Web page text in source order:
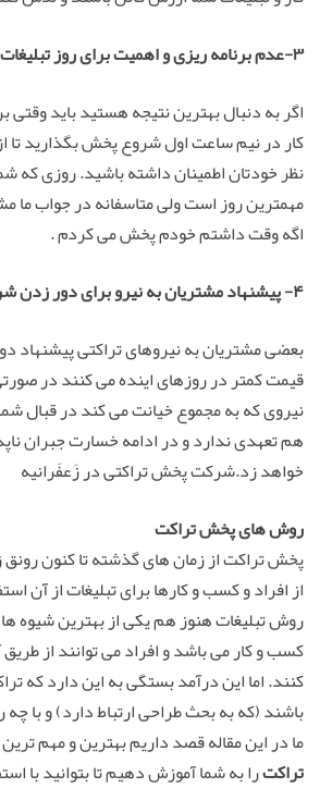
۳-عدم برنامه ریزی و اهمیت برای روز تبلیغات
اگر به دنبال بهترین نتیجه هستید باید
کار در نیم ساعت اول شروع پخش بگذارید تا
نظر خودتان اطمینان داشته باشید. روزی که
مهمترین روز است ولی متاسفانه در جواب ما
اگه وقت داشتم خودم پخش می کردم .
۴- پیشنهاد مشتریان به نیرو برای دور زدن شرکت پخش تراکت
بعضی مشتریان به نیروهای تراکتی پیشنهاد
قیمت کمتر در روزهای اینده می کنند در
نیروی که به مجموع خیانت می کند در قبال
هم تعهدی ندارد و در ادامه خسارت جبران
خواهد زد.شرکت پخش تراکتی در زَعفَرانیه
روش های پخش تراکت
پخش تراکت از زمان های گذشته تا کنون
از افراد و کسب و کارها برای تبلیغات از آن
روش تبلیغات هنوز هم یکی از بهترین شیوه
کسب و کار می باشد و افراد می توانند از
کنند. اما این درآمد بستگی به این دارد که
باشند (که به بحث طراحی ارتباط دارد) و با
ما در این مقاله قصد داریم بهترین و مهم ترین
تراکترا به شما آموزش دهیم تا بتوانید با